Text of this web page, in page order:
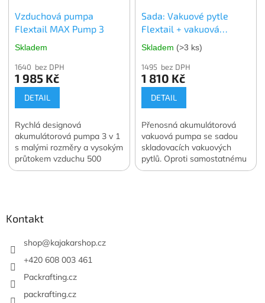
distribuce.
Vzduchová pumpa
Flextail MAX Pump 3
Skladem
1640 bez DPH
1 985 Kč
DETAIL
Rychlá designová
akumulátorová pumpa 3 v 1
s malými rozměry a vysokým
průtokem vzduchu 500
l/min. Navíc funkce svítilny a
Sada: Vakuové pytle
Flextail + vakuová
Vacuum Pump
Skladem (>3 ks)
1495 bez DPH
1 810 Kč
DETAIL
Přenosná akumulátorová
vakuová pumpa se sadou
skladovacích vakuových
pytlů. Oproti samostatnému
nákupu ušetříte 400 Kč.
Kontakt
shop@kajakarshop.cz
+420 608 003 461
Packrafting.cz
packrafting.cz